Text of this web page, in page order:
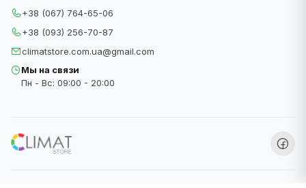
+38 (067) 764-65-06
+38 (093) 256-70-87
climatstore.com.ua@gmail.com
Мы на связи
Пн - Вс: 09:00 - 20:00